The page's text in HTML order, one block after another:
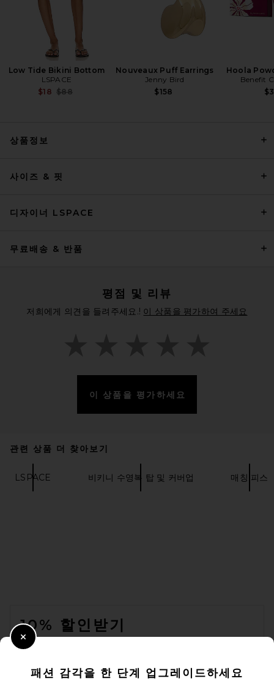
LSPACE Peyton Bikini Top in
Lana Green
Low Tide Bikini Bottom
LSPACE
$18 Previous price:
$88
Nouveaux Puff Earrings
Jenny Bird
$158
Hoola
Benefit
상품정보
사이즈 & 핏
디자이너 LSPACE
무료배송 & 반품
평점 및 리뷰
저희에게 의견을 들려주세요.! 이 상품을 평가하여 주세요
이 상품을 평가하세요
관련 상품 더 찾아보기
LSPACE 비키니 수영복 탑 및 커버업 매칭 피스
10% 할인받기
이메일을 제출하여 뉴스레터를 구독하실 수 있습니다. 언제든지 수신 거
Email Address
패션 감각을 한 단계 업그레이드하세요
Close Modal